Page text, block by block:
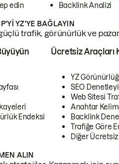
edin
Backlink Analizi
YZ'YE BAĞLAYIN
trafik, görünürlük ve
Endeksi
Ücretsiz Araçları
YZ
SEO
Web Sitesi
Anahtar
Backlink
Trafiğe Göre
Diğer
ALIN